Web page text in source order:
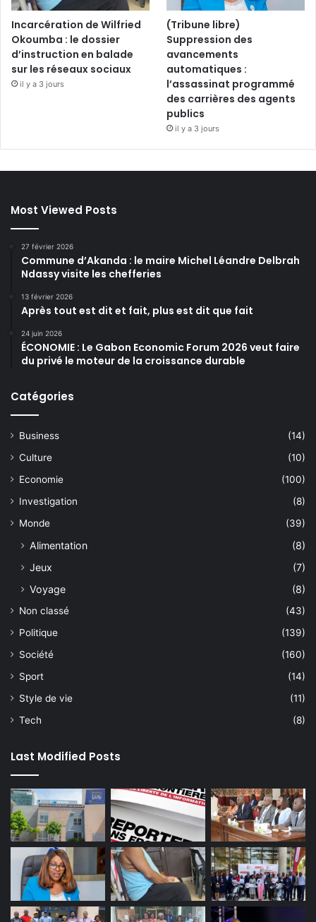
Incarcération de Wilfried
Okoumba : le dossier
d’instruction en balade
sur les réseaux sociaux
il y a 3 jours
(Tribune libre)
Suppression des
avancements
automatiques :
l’assassinat programmé
des carrières des agents
publics
il y a 3 jours
Most Viewed Posts
27 février 2026
Commune d’Akanda : le maire Michel Léandre Delbrah
Ndassy visite les chefferies
13 février 2026
Après tout est dit et fait, plus est dit que fait
24 juin 2026
ÉCONOMIE : Le Gabon Economic Forum 2026 veut faire
du privé le moteur de la croissance durable
Catégories
Business
(14)
Culture
(10)
Economie
(100)
Investigation
(8)
Monde
(39)
Alimentation
(8)
Jeux
(7)
Voyage
(8)
Non classé
(43)
Politique
(139)
Société
(160)
Sport
(14)
Style de vie
(11)
Tech
(8)
Last Modified Posts